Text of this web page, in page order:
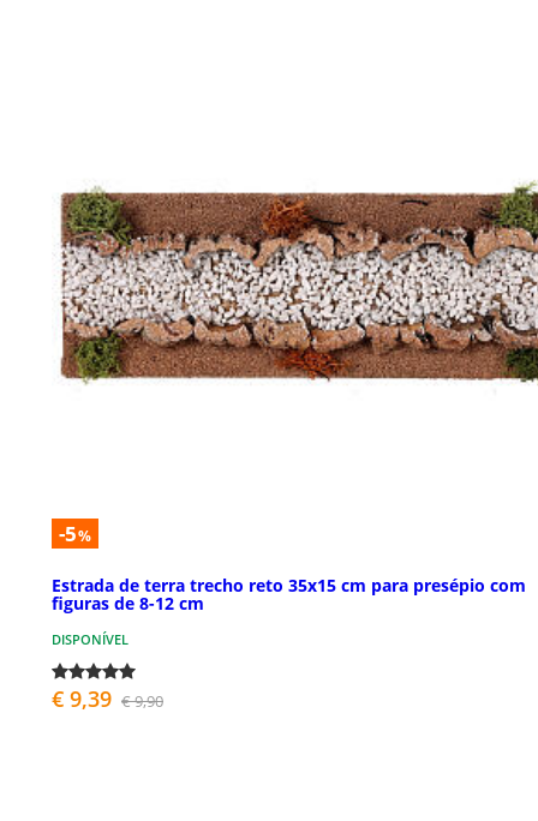
-5%
Estrada de terra trecho reto 35x15 cm para presépio com
figuras de 8-12 cm
DISPONÍVEL
€ 9,39 € 9,90